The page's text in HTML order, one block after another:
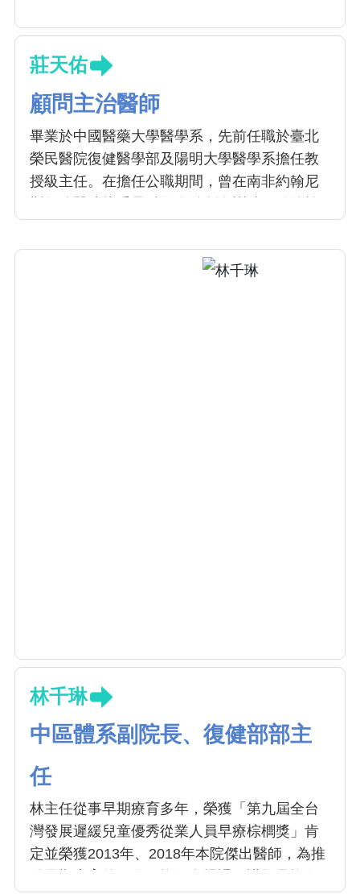
莊天佑
顧問主治醫師
畢業於中國醫藥大學醫學系，先前任職於臺北
榮民醫院復健醫學部及陽明大學醫學系擔任教
授級主任。在擔任公職期間，曾在南非約翰尼
中神經偵測訓練，接著在美國休士頓的Baylor
College of Medicine復健醫學部接受腦中風、創
林千琳
中區體系副院長、復健部部主
任
林主任從事早期療育多年，榮獲「第九屆全台
灣發展遲緩兒童優秀從業人員早療棕櫚獎」肯
定並榮獲2013年、2018年本院傑出醫師，為推